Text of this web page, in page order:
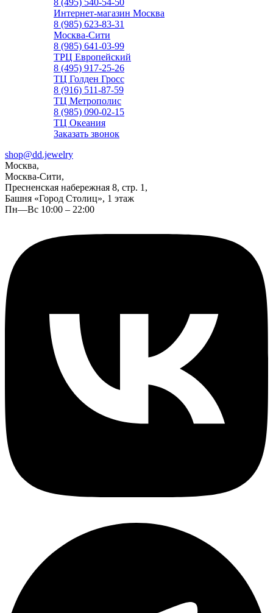
8 (495) 540-54-50
Интернет-магазин Москва
8 (985) 623-83-31
Москва-Сити
8 (985) 641-03-99
ТРЦ Европейский
8 (495) 917-25-26
ТЦ Голден Гросс
8 (916) 511-87-59
ТЦ Метрополис
8 (985) 090-02-15
ТЦ Океания
Заказать звонок
shop@dd.jewelry
Москва,
Москва-Сити,
Пресненская набережная 8, стр. 1,
Башня «Город Столиц», 1 этаж
Пн—Вс 10:00 – 22:00